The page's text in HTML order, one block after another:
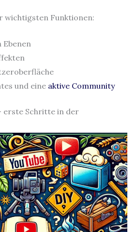
wichtigsten Funktionen:
und eine aktive Community
erste Schritte in der